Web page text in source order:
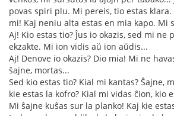
povas spiri plu. Mi pereis, tio estas klara.
mi! Kaj neniu alta estas en mia kapo. Mi
Aj! Kio estas tio? Ĵus io okazis, sed mi ne
ekzakte. Mi ion vidis aŭ ion aŭdis...
Aj! Denove io okazis? Dio mia! Mi ne
ŝajne, mortas...
Sed kio estas tio? Kial mi kantas? Ŝajne,
kie estas la kofro? Kial mi vidas ĉion, kio
Mi ŝajne kuŝas sur la planko! Kaj kie